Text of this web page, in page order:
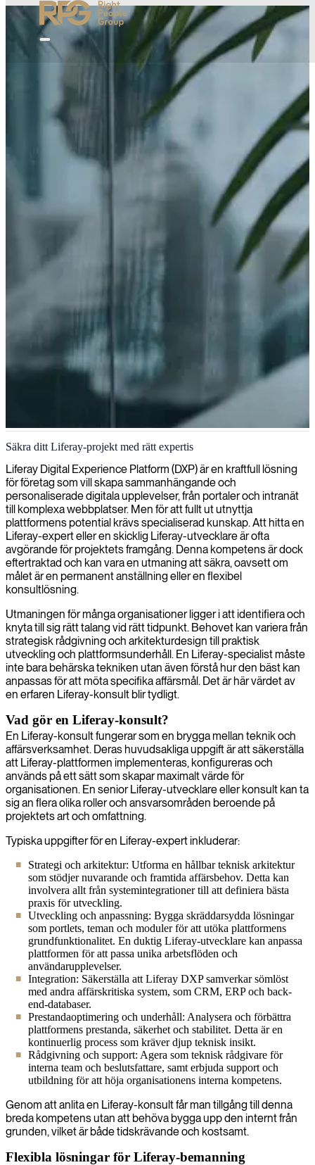
Liferay-portalutveckling
Vi levererar expertis inom Liferay-utveckling och hjälper
organisationer att bygga kraftfulla, anpassningsbara portalslösningar
som effektiviserar arbetsflöden och förbättrar digitala upplevelser.
Säkra ditt Liferay-projekt med rätt expertis
Liferay Digital Experience Platform (DXP) är en kraftfull lösning
för företag som vill skapa sammanhängande och
personaliserade digitala upplevelser, från portaler och intranät
till komplexa webbplatser. Men för att fullt ut utnyttja
plattformens potential krävs specialiserad kunskap. Att hitta en
Liferay-expert eller en skicklig Liferay-utvecklare är ofta
avgörande för projektets framgång. Denna kompetens är dock
eftertraktad och kan vara en utmaning att säkra, oavsett om
målet är en permanent anställning eller en flexibel
konsultlösning.
Utmaningen för många organisationer ligger i att identifiera och
knyta till sig rätt talang vid rätt tidpunkt. Behovet kan variera från
strategisk rådgivning och arkitekturdesign till praktisk
utveckling och plattformsunderhåll. En Liferay-specialist måste
inte bara behärska tekniken utan även förstå hur den bäst kan
anpassas för att möta specifika affärsmål. Det är här värdet av
en erfaren Liferay-konsult blir tydligt.
Vad gör en Liferay-konsult?
En Liferay-konsult fungerar som en brygga mellan teknik och
affärsverksamhet. Deras huvudsakliga uppgift är att säkerställa
att Liferay-plattformen implementeras, konfigureras och
används på ett sätt som skapar maximalt värde för
organisationen. En senior Liferay-utvecklare eller konsult kan ta
sig an flera olika roller och ansvarsområden beroende på
projektets art och omfattning.
Typiska uppgifter för en Liferay-expert inkluderar:
Strategi och arkitektur: Utforma en hållbar teknisk arkitektur
som stödjer nuvarande och framtida affärsbehov. Detta kan
involvera allt från systemintegrationer till att definiera bästa
praxis för utveckling.
Utveckling och anpassning: Bygga skräddarsydda lösningar
som portlets, teman och moduler för att utöka plattformens
grundfunktionalitet. En duktig Liferay-utvecklare kan anpassa
plattformen för att passa unika arbetsflöden och
användarupplevelser.
Integration: Säkerställa att Liferay DXP samverkar sömlöst
med andra affärskritiska system, som CRM, ERP och back-
end-databaser.
Prestandaoptimering och underhåll: Analysera och förbättra
plattformens prestanda, säkerhet och stabilitet. Detta är en
kontinuerlig process som kräver djup teknisk insikt.
Rådgivning och support: Agera som teknisk rådgivare för
interna team och beslutsfattare, samt erbjuda support och
utbildning för att höja organisationens interna kompetens.
Genom att anlita en Liferay-konsult får man tillgång till denna
breda kompetens utan att behöva bygga upp den internt från
grunden, vilket är både tidskrävande och kostsamt.
Flexibla lösningar för Liferay-bemanning